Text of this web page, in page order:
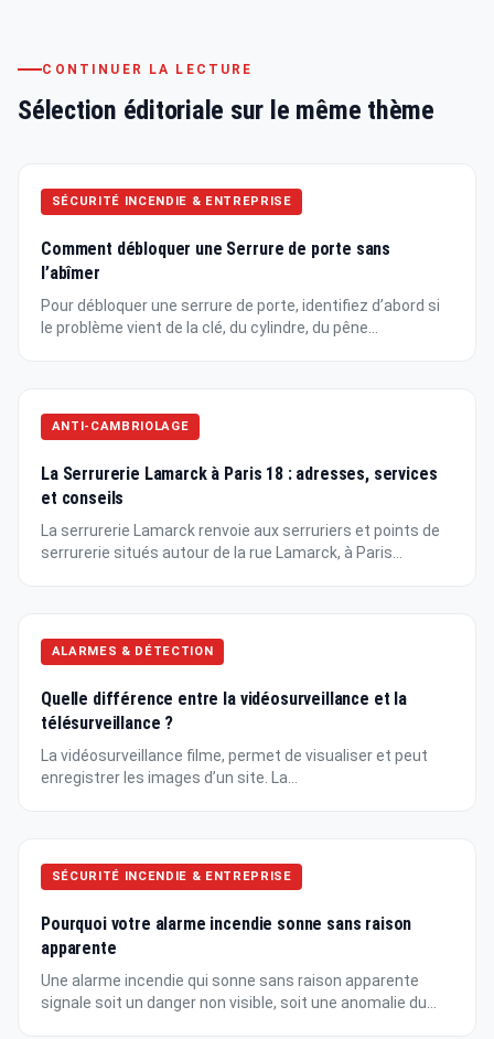
CONTINUER LA LECTURE
Sélection éditoriale sur le même thème
SÉCURITÉ INCENDIE & ENTREPRISE
Comment débloquer une Serrure de porte sans
l’abîmer
Pour débloquer une serrure de porte, identifiez d’abord si
le problème vient de la clé, du cylindre, du pêne...
ANTI-CAMBRIOLAGE
La Serrurerie Lamarck à Paris 18 : adresses, services
et conseils
La serrurerie Lamarck renvoie aux serruriers et points de
serrurerie situés autour de la rue Lamarck, à Paris...
ALARMES & DÉTECTION
Quelle différence entre la vidéosurveillance et la
télésurveillance ?
La vidéosurveillance filme, permet de visualiser et peut
enregistrer les images d’un site. La...
SÉCURITÉ INCENDIE & ENTREPRISE
Pourquoi votre alarme incendie sonne sans raison
apparente
Une alarme incendie qui sonne sans raison apparente
signale soit un danger non visible, soit une anomalie du...